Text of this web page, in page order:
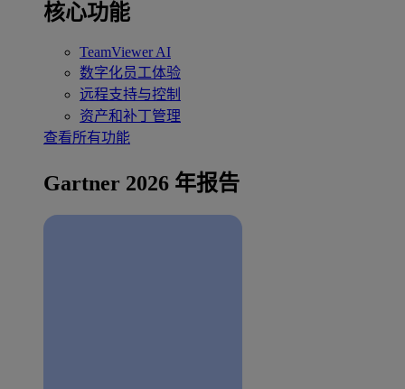
核心功能
TeamViewer AI
数字化员工体验
远程支持与控制
资产和补丁管理
查看所有功能
Gartner 2026 年报告